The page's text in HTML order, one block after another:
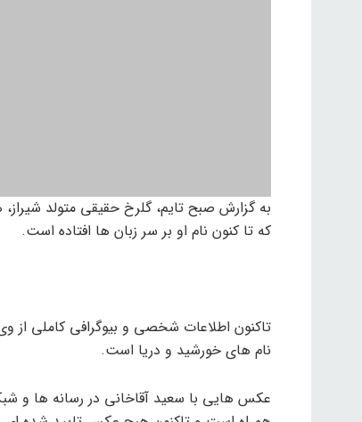
به گزارش صبح تایم، گلرخ حقیقی متولد
که تا کنون نام او بر سر زبان ها افتاده است.
تاکنون اطلاعات شخصی و بیوگرافی کاملی از
نام های خورشید و دریا است.
عکس هایی با سعید آقاخانی در رسانه ها و